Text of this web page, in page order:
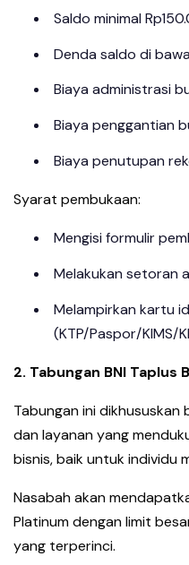
Saldo minimal
Denda saldo di
Biaya administrasi
Biaya penggantian
Biaya penutupan
Syarat pembukaan:
Mengisi formulir
Melakukan setoran
Melampirkan kartu
(KTP/Paspor/KIMS/
2. Tabungan BNI Taplus
Tabungan ini
dan layanan yang
bisnis, baik untuk individu
Nasabah akan
Platinum dengan limit
yang terperinci.